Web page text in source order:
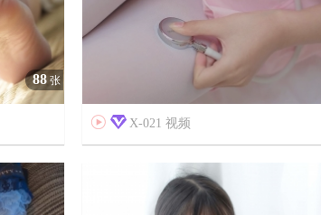
88 张
 X-021 视频